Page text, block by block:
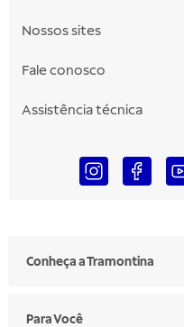
Nossos sites
Fale conosco
Assistência técnica
Conheça a Tramontina
Para Você